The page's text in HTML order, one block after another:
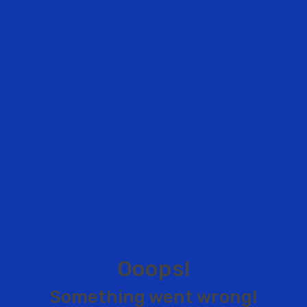
Ooops!
Something went wrong!